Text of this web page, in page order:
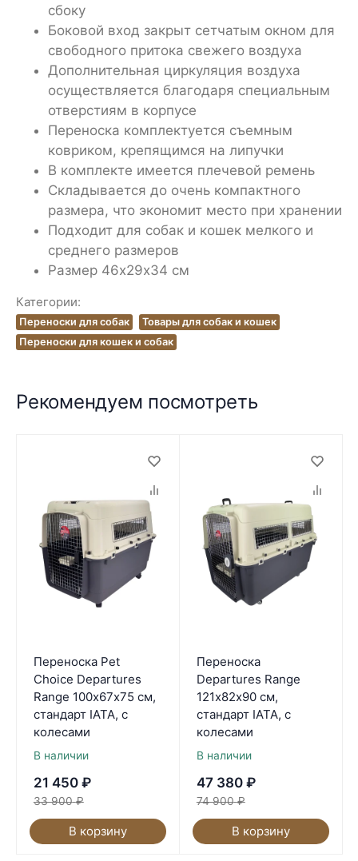
сбоку
Боковой вход закрыт сетчатым окном для
свободного притока свежего воздуха
Дополнительная циркуляция воздуха
осуществляется благодаря специальным
отверстиям в корпусе
Переноска комплектуется съемным
ковриком, крепящимся на липучки
В комплекте имеется плечевой ремень
Складывается до очень компактного
размера, что экономит место при хранении
Подходит для собак и кошек мелкого и
среднего размеров
Размер 46х29х34 см
Категории:
Переноски для собак
Товары для собак и кошек
Переноски для кошек и собак
Рекомендуем посмотреть
Переноска Pet
Choice Departures
Range 100х67х75 см,
стандарт IATA, с
колесами
В наличии
21 450 ₽
33 900 ₽
В корзину
Переноска
Departures Range
121х82х90 см,
стандарт IATA, с
колесами
В наличии
47 380 ₽
74 900 ₽
В корзину